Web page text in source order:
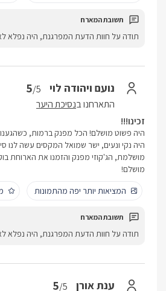
תודה על חוות הדעת המפרגנת, היה נפלא
נועם ויהודה לוי 5/5
התארחנו בנסיכת היער
זכינו!!!
היה פשוט מושלם! הכל מפנק ברמות, כשהגענו
היה נקי ונעים, ישר שמואל המקסים עשה לנו
מושלם!
המציאות יותר יפה מהתמונות
תודה על חוות הדעת המפרגנת, היה נפלא
ענת אורן 5/5